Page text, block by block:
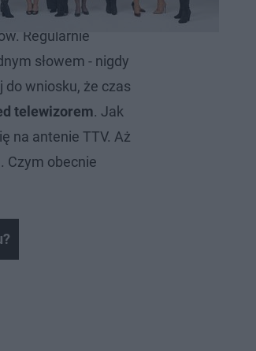
Przed telewizorem
Regularnie
słowem - nigdy
do wniosku, że czas
telewizorem. Jak
na antenie TTV. Aż
Czym obecnie